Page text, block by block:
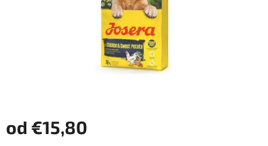
od €15,80